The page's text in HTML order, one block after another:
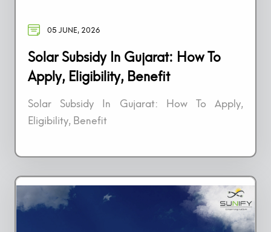
05 JUNE, 2026
Solar Subsidy In Gujarat: How To
Apply, Eligibility, Benefit
Solar Subsidy In Gujarat: How To Apply,
Eligibility, Benefit